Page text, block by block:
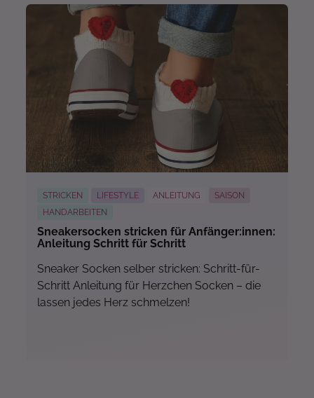
Mehr...
STRICKEN LIFESTYLE ANLEITUNG
SAISON
HANDARBEITEN
Sneakersocken stricken für Anfänger:innen:
Anleitung Schritt für Schritt
Sneaker Socken selber stricken: Schritt-für-
Schritt Anleitung für Herzchen Socken – die
lassen jedes Herz schmelzen!